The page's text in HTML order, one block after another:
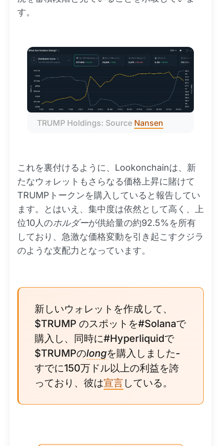
す。
TRUMP Holdings: Source Nansen
これを裏付けるように、Lookonchainは、新
たなウォレットもさらなる価格上昇に賭けて
TRUMPトークンを購入していると報告してい
ます。とはいえ、集中度は依然として高く、上
位10人のホルダーが供給量の約92.5%を所有
しており、急激な価格変動を引き起こすクジラ
のような支配力となっています。
新しいウォレットを作成して、
$TRUMP のスポットを#Solanaで
購入し、同時に#Hyperliquidで
$TRUMPのlongを購入しました-
すでに150万ドル以上の利益を誇
っており、彼は宣言している。